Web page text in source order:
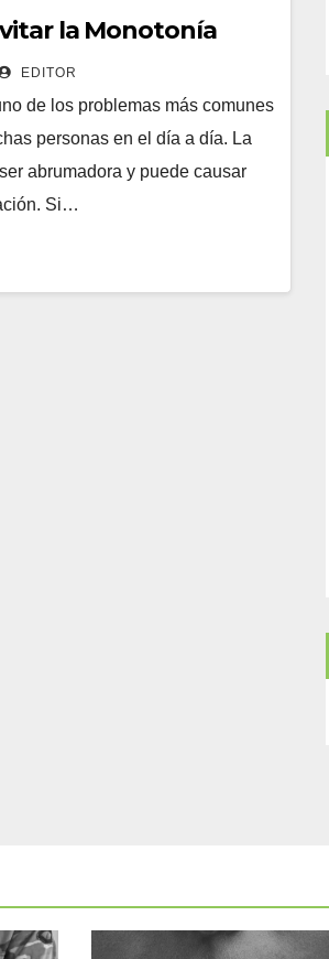
la Monotonía
EDITOR
de los problemas más comunes
personas en el día a día. La
abrumadora y puede causar
Si…